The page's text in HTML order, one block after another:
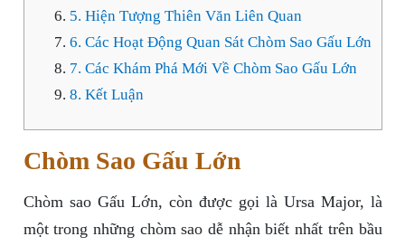
5. Hiện Tượng Thiên Văn Liên Quan
6. Các Hoạt Động Quan Sát Chòm Sao Gấu Lớn
7. Các Khám Phá Mới Về Chòm Sao Gấu Lớn
8. Kết Luận
Chòm Sao Gấu Lớn
Chòm sao Gấu Lớn, còn được gọi là Ursa Major, là
một trong những chòm sao dễ nhận biết nhất trên bầu